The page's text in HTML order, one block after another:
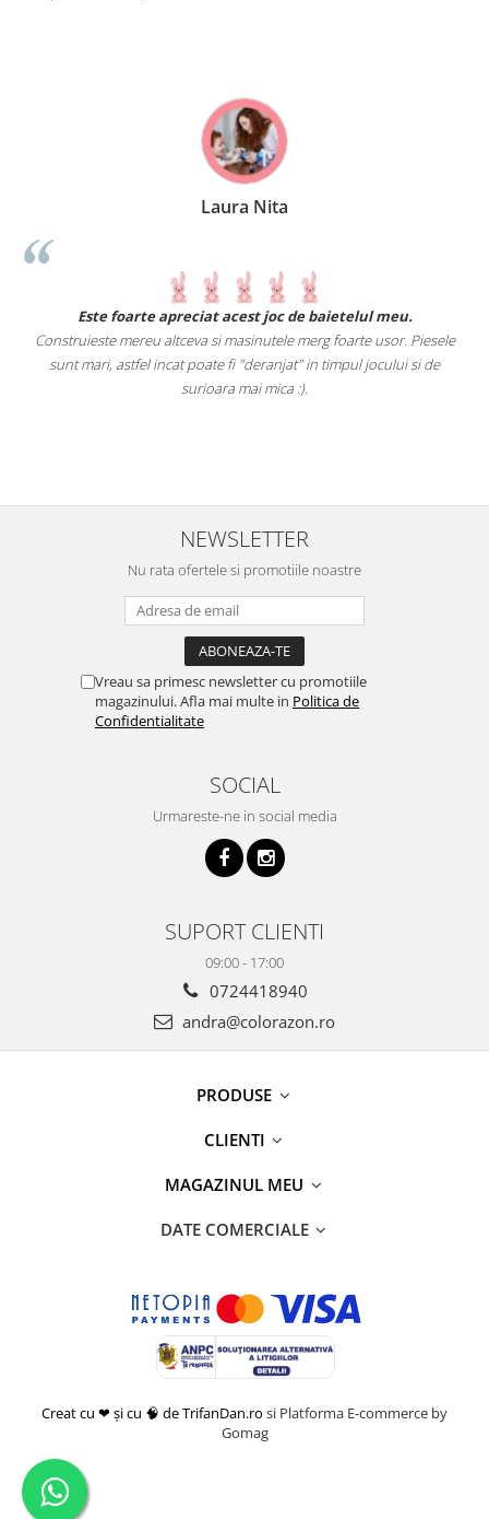
Laura Nita
Este foarte apreciat acest joc de baietelul meu.
Construieste mereu altceva si masinutele merg foarte usor. Piesele
sunt mari, astfel incat poate fi "deranjat" in timpul jocului si de
surioara mai mica :).
NEWSLETTER
Nu rata ofertele si promotiile noastre
Vreau sa primesc newsletter cu promotiile
magazinului. Afla mai multe in Politica de
Confidentialitate
SOCIAL
Urmareste-ne in social media
SUPORT CLIENTI
09:00 - 17:00
0724418940
andra@colorazon.ro
PRODUSE
CLIENTI
MAGAZINUL MEU
DATE COMERCIALE
Creat cu ❤ și cu 🧠 de TrifanDan.ro si Platforma E-commerce by
Gomag